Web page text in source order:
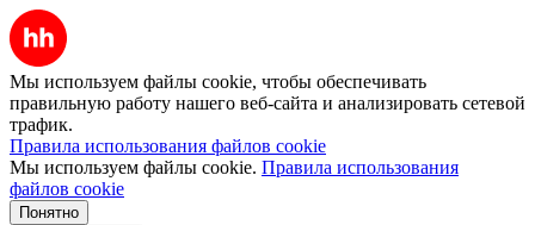
Мы используем файлы cookie, чтобы обеспечивать
правильную работу нашего веб-сайта и анализировать сетевой
трафик.
Правила использования файлов cookie
Мы используем файлы cookie. Правила использования
файлов cookie
Понятно